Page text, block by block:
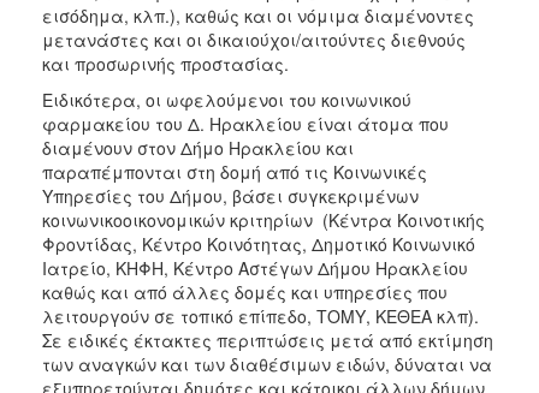
ΔΗΜΟΣ
εισόδημα, κλπ.), καθώς και οι νόμιμα διαμένοντες
μετανάστες και οι δικαιούχοι/αιτούντες διεθνούς
και προσωρινής προστασίας.
Ειδικότερα, οι ωφελούμενοι του κοινωνικού
φαρμακείου του Δ. Ηρακλείου είναι άτομα που
διαμένουν στον Δήμο Ηρακλείου και
παραπέμπονται στη δομή από τις Κοινωνικές
Υπηρεσίες του Δήμου, βάσει συγκεκριμένων
κοινωνικοοικονομικών κριτηρίων (Κέντρα Κοινοτικής
Φροντίδας, Κέντρο Κοινότητας, Δημοτικό Κοινωνικό
Ιατρείο, ΚΗΦΗ, Κέντρο Αστέγων Δήμου Ηρακλείου
καθώς και από άλλες δομές και υπηρεσίες που
λειτουργούν σε τοπικό επίπεδο, ΤΟΜΥ, ΚΕΘΕΑ κλπ).
Σε ειδικές έκτακτες περιπτώσεις μετά από εκτίμηση
των αναγκών και των διαθέσιμων ειδών, δύναται να
εξυπηρετούνται δημότες και κάτοικοι άλλων δήμων